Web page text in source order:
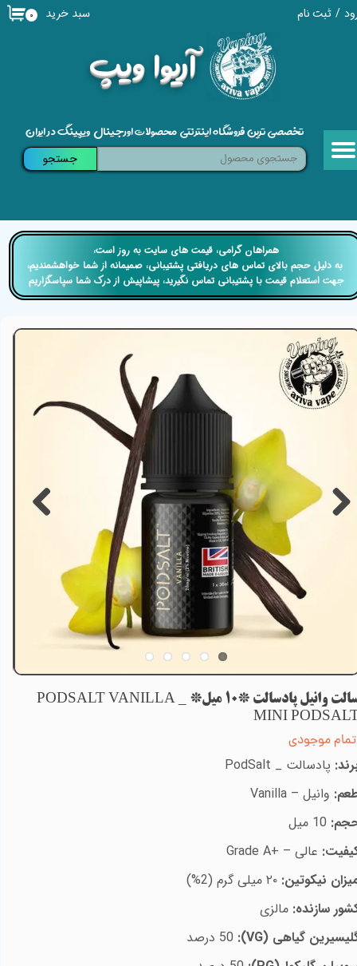
/ ثبت نام
حساب کاربری من
خروج از حساب کاربری
​آریوا ویپ
۰ سبد خرید
تخصصی ترین فروشگاه اینترنتی محصولات اورجینال ویپینگ در ایران
جستجو
سالت وانیل پادسالت *10 میل* _ PODSALT VANILLA
MINI
موجودی
پادسالت _ PodSalt
وانیل – Vanilla
عالی – Grade A+
نیکوتین:
سازنده: مالزی
گیاهی :(VG) 50 درصد
​​همراهان گرامی، قیمت های سایت به روز است،
​​​​​​​ به دلیل حجم بالای تماس های دریافتی پشتیبانی، صمیمانه از شما خواهشمندیم،
جهت استعلام قیمت با پشتیبانی تماس نگیرید، پیشاپیش از درک شما سپاسگزاریم